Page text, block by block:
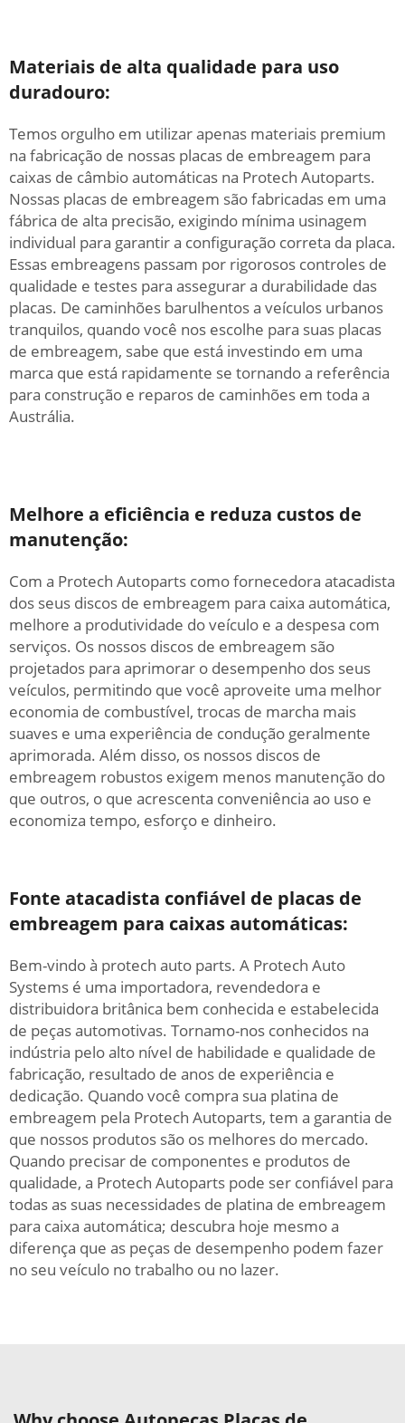
Materiais de alta qualidade para uso
duradouro:
Temos orgulho em utilizar apenas materiais premium
na fabricação de nossas placas de embreagem para
caixas de câmbio automáticas na Protech Autoparts.
Nossas placas de embreagem são fabricadas em uma
fábrica de alta precisão, exigindo mínima usinagem
individual para garantir a configuração correta da placa.
Essas embreagens passam por rigorosos controles de
qualidade e testes para assegurar a durabilidade das
placas. De caminhões barulhentos a veículos urbanos
tranquilos, quando você nos escolhe para suas placas
de embreagem, sabe que está investindo em uma
marca que está rapidamente se tornando a referência
para construção e reparos de caminhões em toda a
Austrália.
Melhore a eficiência e reduza custos de
manutenção:
Com a Protech Autoparts como fornecedora atacadista
dos seus discos de embreagem para caixa automática,
melhore a produtividade do veículo e a despesa com
serviços. Os nossos discos de embreagem são
projetados para aprimorar o desempenho dos seus
veículos, permitindo que você aproveite uma melhor
economia de combustível, trocas de marcha mais
suaves e uma experiência de condução geralmente
aprimorada. Além disso, os nossos discos de
embreagem robustos exigem menos manutenção do
que outros, o que acrescenta conveniência ao uso e
economiza tempo, esforço e dinheiro.
Fonte atacadista confiável de placas de
embreagem para caixas automáticas:
Bem-vindo à protech auto parts. A Protech Auto
Systems é uma importadora, revendedora e
distribuidora britânica bem conhecida e estabelecida
de peças automotivas. Tornamo-nos conhecidos na
indústria pelo alto nível de habilidade e qualidade de
fabricação, resultado de anos de experiência e
dedicação. Quando você compra sua platina de
embreagem pela Protech Autoparts, tem a garantia de
que nossos produtos são os melhores do mercado.
Quando precisar de componentes e produtos de
qualidade, a Protech Autoparts pode ser confiável para
todas as suas necessidades de platina de embreagem
para caixa automática; descubra hoje mesmo a
diferença que as peças de desempenho podem fazer
no seu veículo no trabalho ou no lazer.